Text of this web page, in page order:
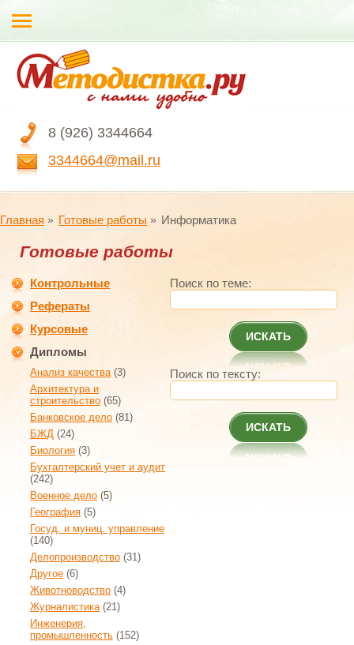
8 (926) 3344664
3344664@mail.ru
Главная Готовые работы Информатика
Готовые работы
Контрольные
Рефераты
Курсовые
Дипломы
Анализ качества(3)
Архитектура и
строительство (65)
Банковское дело (81)
БЖД (24)
Биология (3)
Бухгалтерский учет и аудит
(242)
Военное дело (5)
География (5)
Госуд. и муниц. управление
(140)
Делопроизводство (31)
Другое (6)
Животноводство (4)
Журналистика(21)
Инженерия,
промышленность (152)
Поиск по теме:
ИСКАТЬ
Поиск по тексту:
ИСКАТЬ